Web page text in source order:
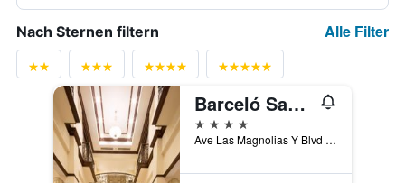
Nach Sternen filtern Alle Filter
Barceló San Salvador
4 Sterne
Ave Las Magnolias Y Blvd Del Hipodromo, San Salvador, El Salvador